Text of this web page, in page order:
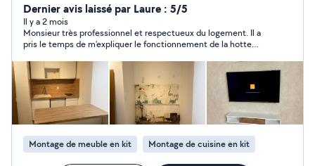
propose des services fiables, rapides et soignés : -
Montage de meubles - Peinture - Tonte -
Débroussaillage - Pose de sols - Pose de cuisine - Petite
plomberie - Petite électricité - Réparations de volets -
Entretien des logements et locaux pro (réguliers ou
ponctuels) - D'autres services à la demande N'hésitez
pas à me contacter ! Dépannage - Urgence - Entretien -
Maintenance - Travaux d'intérieur
Dernier avis laissé par Laure : 5/5
Il y a 2 mois
Monsieur très professionnel et respectueux du logement. Il a
pris le temps de m’expliquer le fonctionnement de la hotte
sérieux et réalisé avec beaucoup de professionnalisme. Je le
recommande vivement et le remercie pour son intervention de
qualité.
Montage de meuble en kit Montage de cuisine en kit